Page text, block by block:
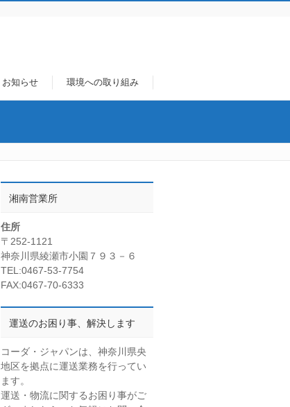
お知らせ 環境への取り組み
湘南営業所
住所
〒252-1121
神奈川県綾瀬市小園７９３－６
TEL:0467-53-7754
FAX:0467-70-6333
運送のお困り事、解決します
コーダ・ジャパンは、神奈川県央
地区を拠点に運送業務を行ってい
ます。
運送・物流に関するお困り事がご